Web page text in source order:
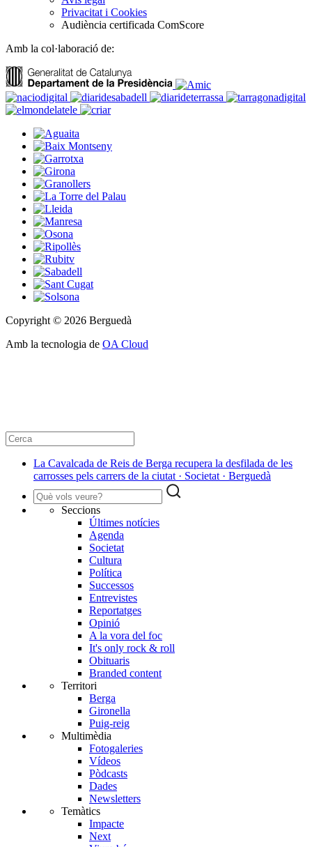
Privacitat i Cookies
Audiència certificada ComScore
Amb la col·laboració de:
Copyright © 2026 Berguedà
Amb la tecnologia de OA Cloud
La Cavalcada de Reis de Berga recupera la desfilada de les
carrosses pels carrers de la ciutat · Societat · Berguedà
Seccions
Últimes notícies
Agenda
Societat
Cultura
Política
Successos
Entrevistes
Reportatges
Opinió
A la vora del foc
It's only rock & roll
Obituaris
Branded content
Territori
Berga
Gironella
Puig-reig
Multimèdia
Fotogaleries
Vídeos
Pòdcasts
Dades
Newsletters
Temàtics
Impacte
Next